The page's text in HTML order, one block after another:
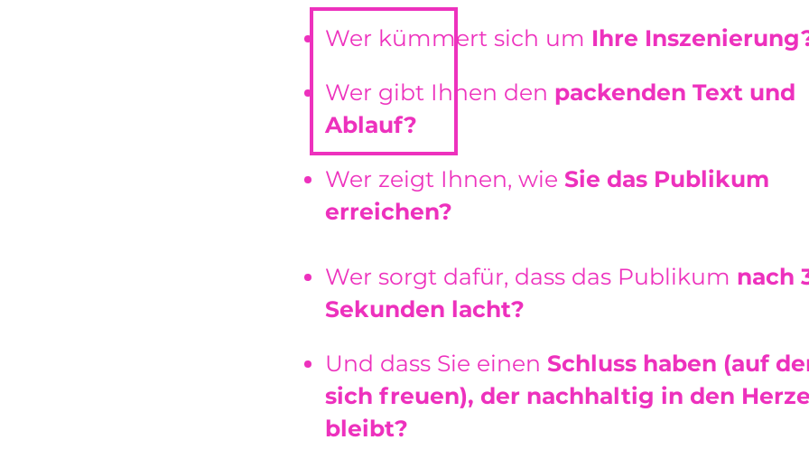
Wer kümmert sich um Ihre
Wer gibt Ihnen den packenden Text und
Ablauf?
Wer zeigt Ihnen, wie Sie das Publikum
erreichen?
Wer sorgt dafür, dass das Publikum nach
Sekunden lacht?
Und dass Sie einen Schluss haben (auf
sich freuen), der nachhaltig in den
bleibt?